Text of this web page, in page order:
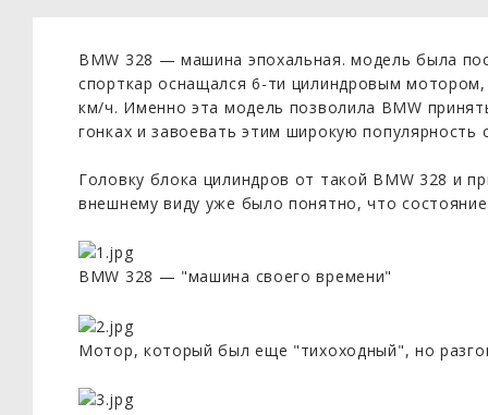
BMW 328 — машина эпохальная. модель была
спорткар оснащался 6-ти цилиндровым
км/ч. Именно эта модель позволила BMW
гонках и завоевать этим широкую популярность
Головку блока цилиндров от такой BMW 328 и
внешнему виду уже было понятно, что
BMW 328 — "машина своего времени"
Мотор, который был еще "тихоходный", но